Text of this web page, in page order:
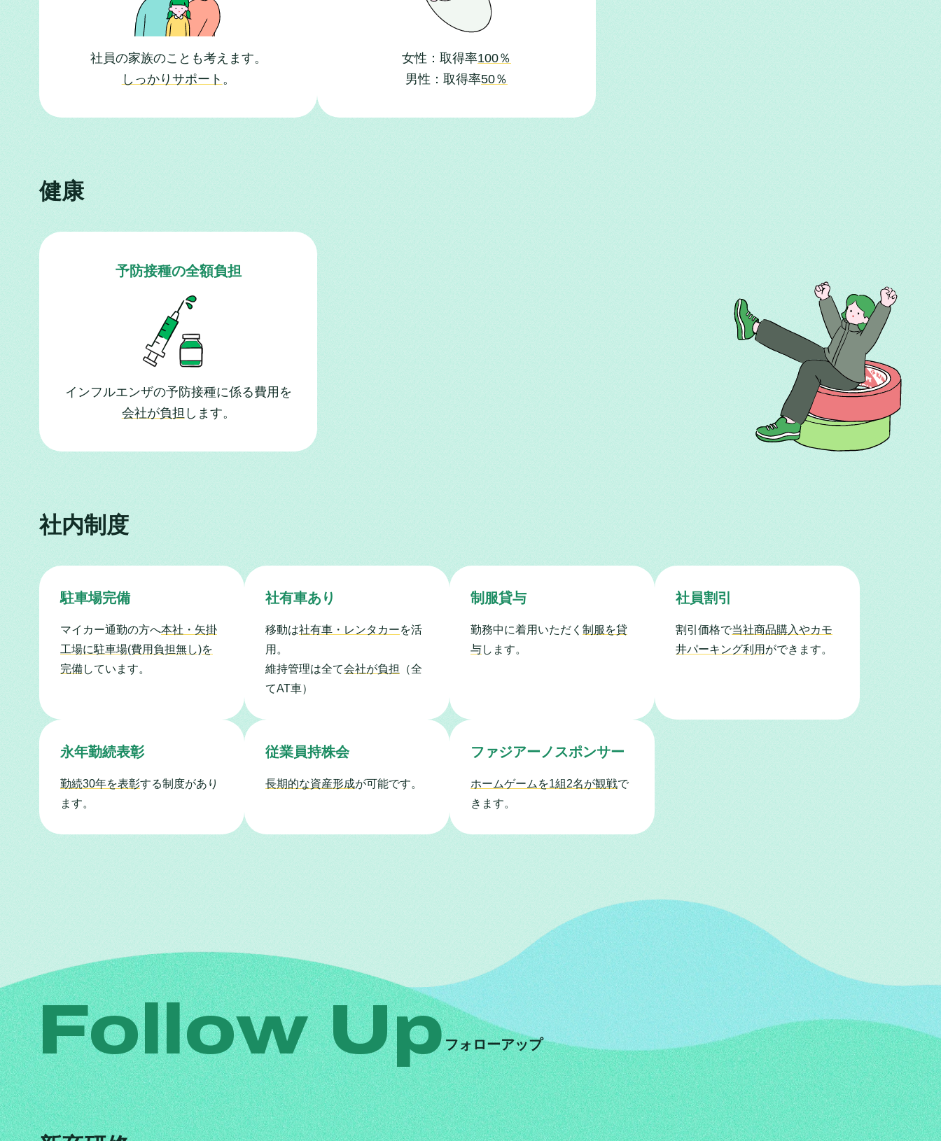
社員の家族のことも考えます。
しっかりサポート 。
女性：取得率100％
男性：取得率50％
健康
予防接種の全額負担
インフルエンザの予防接種に係る費用を
会社が負担 します。
社内制度
駐車場完備
マイカー通勤の方へ本社・矢掛
工場に駐車場(費用負担無し)を
完備しています。
社有車あり
移動は社有車・レンタカーを活
用。
維持管理は全て会社が負担
（全
てAT車）
制服貸与
勤務中に着用いただく 制服を貸
与します。
社員割引
割引価格で当社商品購入やカモ
井パーキング利用 ができます。
永年勤続表彰
勤続30年を表彰する制度があり
ます。
従業員持株会
長期的な資産形成が可能です。
ファジアーノスポンサー
ホームゲームを1組2名が観戦で
きます。
Follow Upフォローアップ